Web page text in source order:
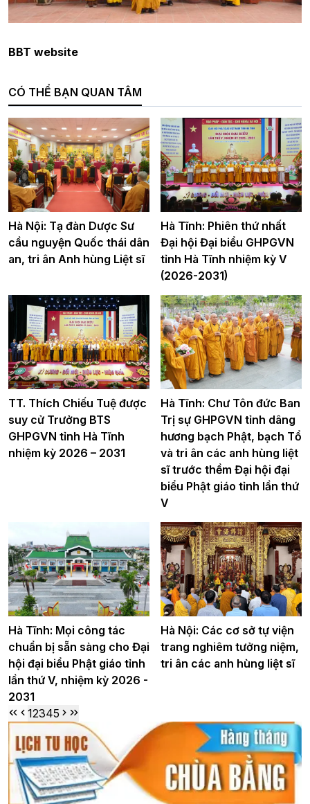
BBT website
CÓ THỂ BẠN QUAN TÂM
Hà Nội: Tạ đàn Dược Sư
cầu nguyện Quốc thái dân
an, tri ân Anh hùng Liệt sĩ
Hà Tĩnh: Phiên thứ nhất
Đại hội Đại biểu GHPGVN
tỉnh Hà Tĩnh nhiệm kỳ V
(2026-2031)
TT. Thích Chiếu Tuệ được
suy cử Trưởng BTS
GHPGVN tỉnh Hà Tĩnh
nhiệm kỳ 2026 – 2031
Hà Tĩnh: Chư Tôn đức Ban
Trị sự GHPGVN tỉnh dâng
hương bạch Phật, bạch Tổ
và tri ân các anh hùng liệt
sĩ trước thềm Đại hội đại
biểu Phật giáo tỉnh lần thứ
V
Hà Tĩnh: Mọi công tác
chuẩn bị sẵn sàng cho Đại
hội đại biểu Phật giáo tỉnh
lần thứ V, nhiệm kỳ 2026 -
2031
Hà Nội: Các cơ sở tự viện
trang nghiêm tưởng niệm,
tri ân các anh hùng liệt sĩ
12345